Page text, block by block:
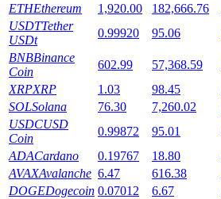
การล็อค BTR
การลงทุนพิเศษสำหรับผู้ถือ BTR
ETHEthereum 1,920.00 182,666.76
USDTTether
USDt
0.99920 95.06
BNBBinance
Coin
602.99 57,368.59
XRPXRP 1.03 98.45
SOLSolana 76.30 7,260.02
USDCUSD
Coin
0.99872 95.01
ADACardano 0.19767 18.80
AVAXAvalanche 6.47 616.38
DOGEDogecoin 0.07012 6.67